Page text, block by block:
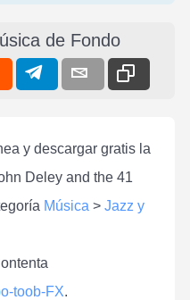
de Fondo
y descargar gratis la
Deley and the 41
Música > Jazz y
toob-FX.